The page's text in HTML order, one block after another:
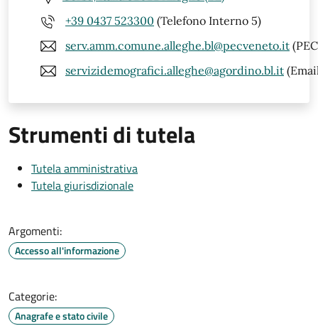
+39 0437 523300 (Telefono Interno 5)
serv.amm.comune.alleghe.bl@pecveneto.it
servizidemografici.alleghe@agordino.bl.it
Strumenti di tutela
Tutela amministrativa
Tutela giurisdizionale
Argomenti:
Accesso all'informazione
Categorie:
Anagrafe e stato civile